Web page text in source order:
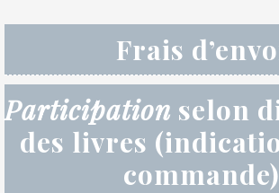
Frais
Participation selon
des livres
commande)